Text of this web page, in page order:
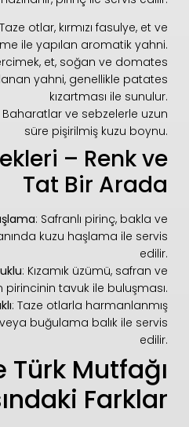
otlar, kırmızı fasulye, et ve
ile yapılan aromatik yahni.
et, soğan ve domates
yahni, genellikle patates
kızartması ile sunulur.
Baharatlar ve sebzelerle uzun
süre pişirilmiş kuzu boynu.
– Renk ve
Tat Bir Arada
: Safranlı pirinç, bakla ve
kuzu haşlama ile servis
edilir.
: Kızamık üzümü, safran ve
pirincinin tavuk ile buluşması.
: Taze otlarla harmanlanmış
veya buğulama balık ile servis
edilir.
Türk Mutfağı
Farklar